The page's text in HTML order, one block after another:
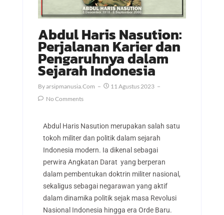
Abdul Haris Nasution:
Perjalanan Karier dan
Pengaruhnya dalam
Sejarah Indonesia
ByArsipmanusia.com
11 Agustus 2023
No Comments
Abdul Haris Nasution merupakan salah satu
tokoh militer dan politik dalam sejarah
Indonesia modern. Ia dikenal sebagai
perwira Angkatan Darat yang berperan
dalam pembentukan doktrin militer nasional,
sekaligus sebagai negarawan yang aktif
dalam dinamika politik sejak masa Revolusi
Nasional Indonesia hingga era Orde Baru.